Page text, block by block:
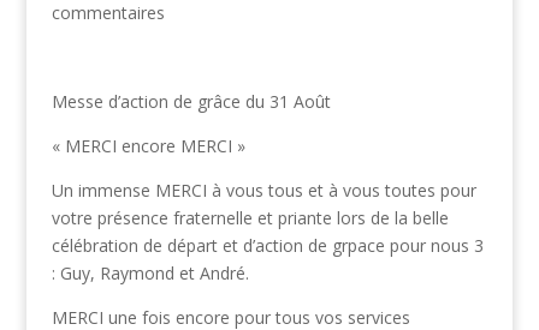
commentaires
Messe d’action de grâce du 31 Août
« MERCI encore MERCI »
Un immense MERCI à vous tous et à vous toutes pour
votre présence fraternelle et priante lors de la belle
célébration de départ et d’action de grpace pour nous 3
: Guy, Raymond et André.
MERCI une fois encore pour tous vos services